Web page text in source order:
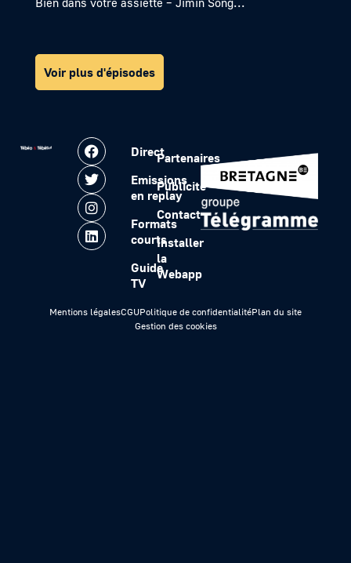
Voir plus d'épisodes
Direct
Emissions
en replay
Formats
courts
Guide
TV
Partenaires
Publicité
Contact
Installer
la
Webapp
Mentions légalesCGUPolitique de confidentialitéPlan du site
Gestion des cookies